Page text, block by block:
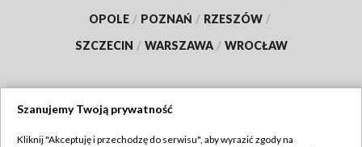
OPOLE / POZNAŃ / RZESZÓW /
SZCZECIN / WARSZAWA / WROCŁAW
Szanujemy Twoją prywatność
Kliknij "Akceptuję i przechodzę do serwisu", aby wyrazić zgody na